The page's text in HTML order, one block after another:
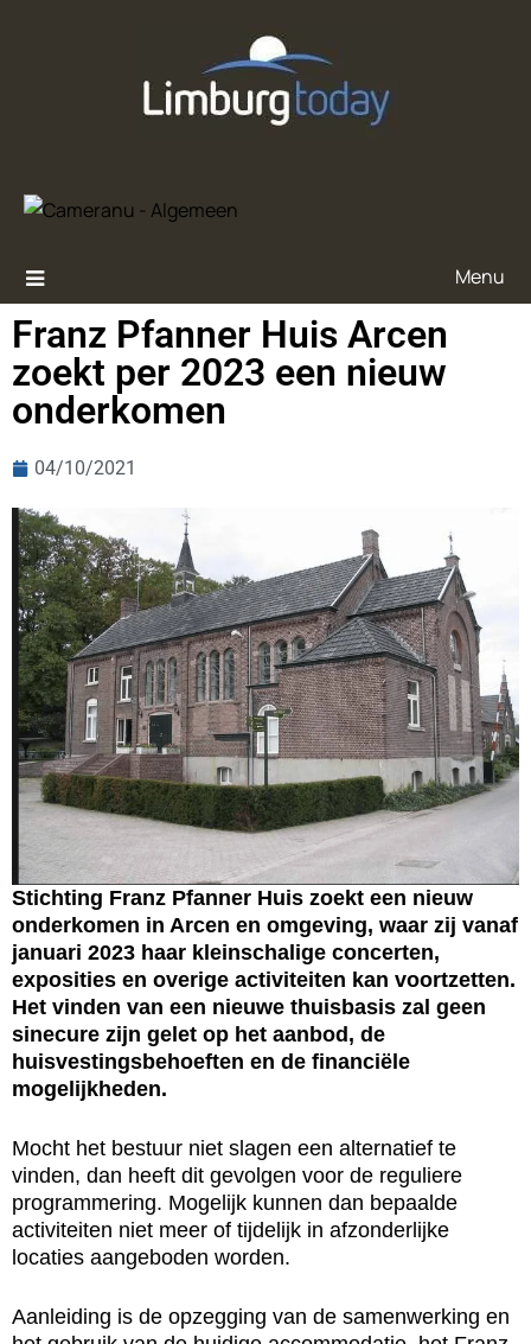
Menu
Franz Pfanner Huis Arcen
zoekt per 2023 een nieuw
onderkomen
04/10/2021
Stichting Franz Pfanner Huis zoekt een nieuw
onderkomen in Arcen en omgeving, waar zij vanaf
januari 2023 haar kleinschalige concerten,
exposities en overige activiteiten kan voortzetten.
Het vinden van een nieuwe thuisbasis zal geen
sinecure zijn gelet op het aanbod, de
huisvestingsbehoeften en de financiële
mogelijkheden.
Mocht het bestuur niet slagen een alternatief te
vinden, dan heeft dit gevolgen voor de reguliere
programmering. Mogelijk kunnen dan bepaalde
activiteiten niet meer of tijdelijk in afzonderlijke
locaties aangeboden worden.
Aanleiding is de opzegging van de samenwerking en